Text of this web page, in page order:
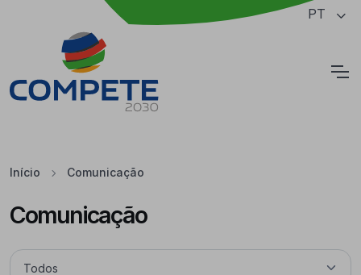
Saltar para o conteúdo principal da página PT
Início Comunicação
Comunicação